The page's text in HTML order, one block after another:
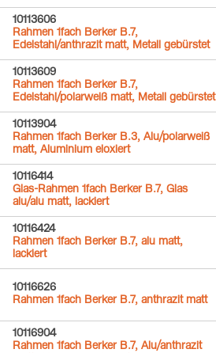
10113606
Rahmen 1fach Berker B.7,
Edelstahl/anthrazit matt, Metall gebürstet
10113609
Rahmen 1fach Berker B.7,
Edelstahl/polarweiß matt, Metall gebürstet
10113904
Rahmen 1fach Berker B.3, Alu/polarweiß
matt, Aluminium eloxiert
10116414
Glas-Rahmen 1fach Berker B.7, Glas
alu/alu matt, lackiert
10116424
Rahmen 1fach Berker B.7, alu matt,
lackiert
10116626
Rahmen 1fach Berker B.7, anthrazit matt
10116904
Rahmen 1fach Berker B.7, Alu/anthrazit